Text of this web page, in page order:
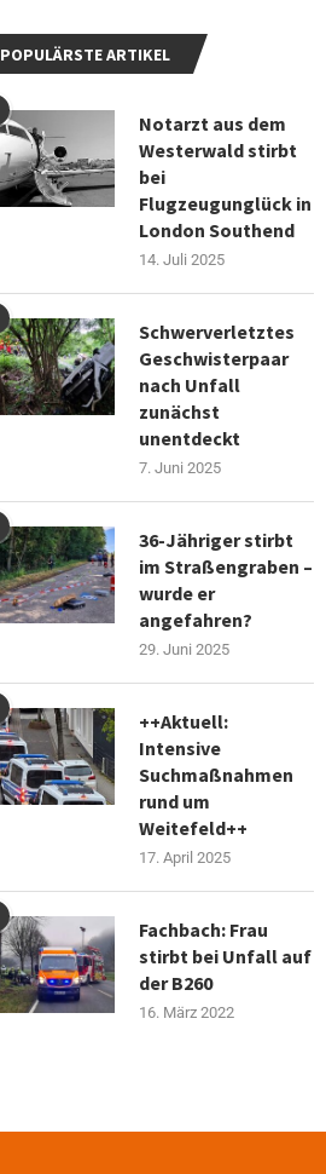
POPULÄRSTE ARTIKEL
Notarzt aus dem
Westerwald stirbt
bei
Flugzeugunglück in
London Southend
14. Juli 2025
Schwerverletztes
Geschwisterpaar
nach Unfall
zunächst
unentdeckt
7. Juni 2025
36-Jähriger stirbt
im Straßengraben –
wurde er
angefahren?
29. Juni 2025
++Aktuell:
Intensive
Suchmaßnahmen
rund um
Weitefeld++
17. April 2025
Fachbach: Frau
stirbt bei Unfall auf
der B260
16. März 2022